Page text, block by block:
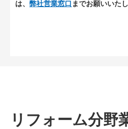
は、 弊社営業窓口 までお願いいたし
リフォーム分野